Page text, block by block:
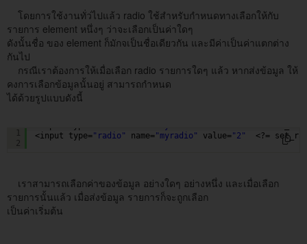
โดยการใช้งานทั่ว่ไปแล้ว radio ใช้สำหรับกำหนดทางเลือกให้กับ
รายการ element หนึ่งๆ ว่าจะเลือกเป็นค่าใดๆ
ดังนั้นชื่อ ของ element ก็มักจเป็นชื่อเดียวกัน และมีค่าเป็นค่าแตกต่าง
กันไป
กรณีเราต้องการให้เมื่อเลือก radio รายการใดๆ แล้ว หากส่งข้อมูล ให้
คงการเลือกข้อมูลนั้นอยู่ สามารถกำหนด
ได้ด้วยรูปแบบดังนี้
1
2
<input type="radio" name="myradio" value="2" <?=
เราสามารถเลือกค่าของข้อมูล อย่างใดๆ อย่างหนึ่ง และเมื่อเลือก
รายการนั้นแล้ว เมื่อส่งข้อมูล รายการก็จะถูกเลือก
เป็นค่าเริ่มต้น